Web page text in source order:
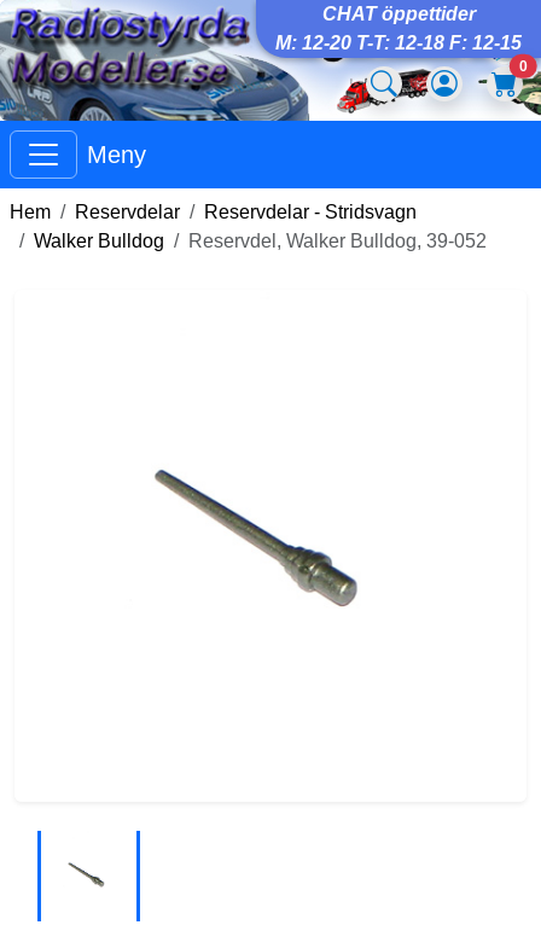
CHAT öppettider
M: 12-20 T-T: 12-18 F: 12-15
0
Meny
Hem Reservdelar
Reservdelar - Stridsvagn
Walker Bulldog
Reservdel, Walker Bulldog, 39-052